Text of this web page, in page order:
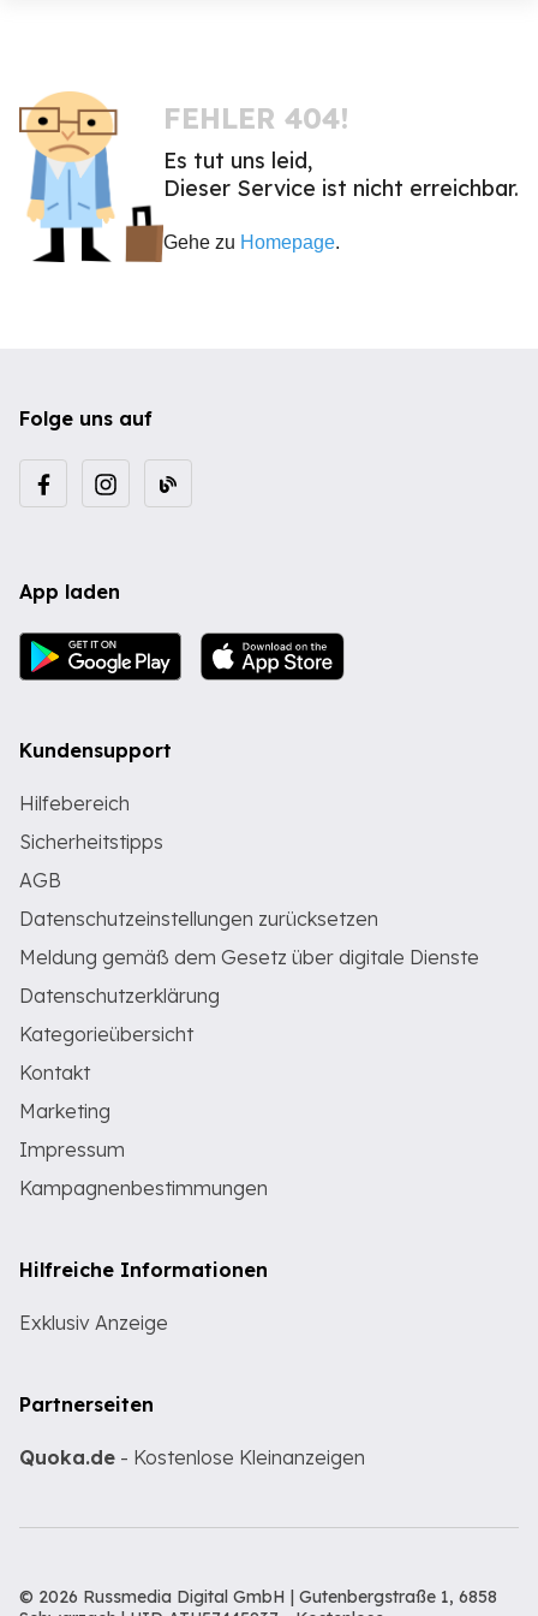
FEHLER 404!
Es tut uns leid,
Dieser Service ist nicht erreichbar.
Gehe zu Homepage.
Folge uns auf
App laden
Kundensupport
Hilfebereich
Sicherheitstipps
AGB
Datenschutzeinstellungen zurücksetzen
Meldung gemäß dem Gesetz über digitale Dienste
Datenschutzerklärung
Kategorieübersicht
Kontakt
Marketing
Impressum
Kampagnenbestimmungen
Hilfreiche Informationen
Exklusiv Anzeige
Partnerseiten
Quoka.de - Kostenlose Kleinanzeigen
© 2026 Russmedia Digital GmbH | Gutenbergstraße 1, 6858